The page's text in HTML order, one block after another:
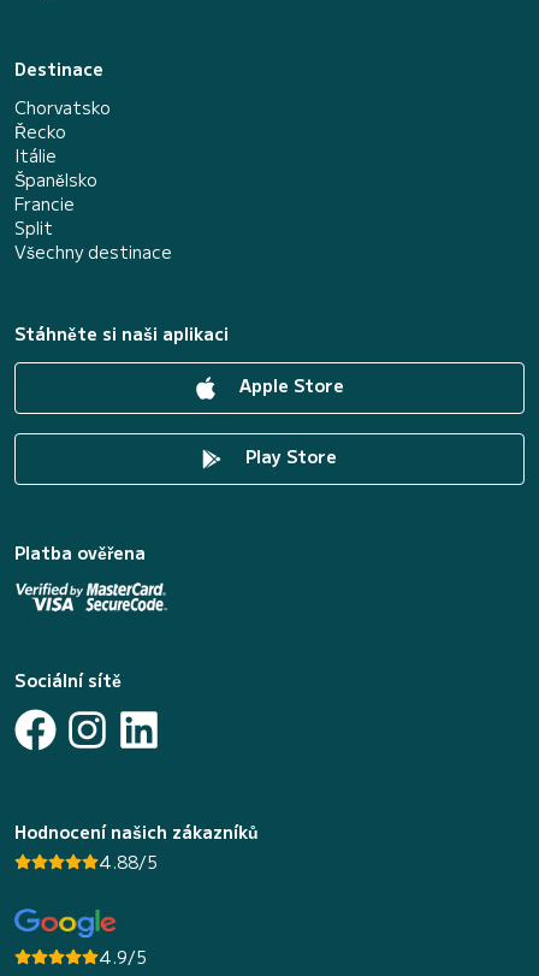
Destinace
Chorvatsko
Řecko
Itálie
Španělsko
Francie
Split
Všechny destinace
Stáhněte si naši aplikaci
Apple Store
Play Store
Platba ověřena
Sociální sítě
Hodnocení našich zákazníků
4.88/5
4.9/5